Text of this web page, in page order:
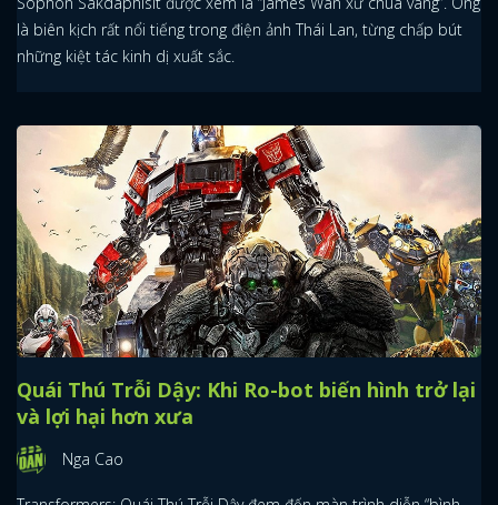
là biên kịch rất nổi tiếng trong điện ảnh Thái Lan, từng chấp bút
những kiệt tác kinh dị xuất sắc.
Quái Thú Trỗi Dậy: Khi Ro-bot biến hình trở lại
và lợi hại hơn xưa
Nga Cao